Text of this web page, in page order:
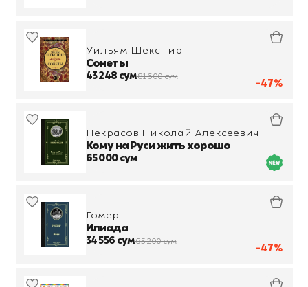
-47%
Уильям Шекспир
Сонеты
43 248 сум81 600 сум
Некрасов Николай Алексеевич
Кому на Руси жить хорошо
65 000 сум
-47%
Гомер
Илиада
34 556 сум65 200 сум